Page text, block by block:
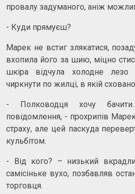
провалу задуманого, аніж
- Куди прямуєш?
Марек не встиг злякатися,
вхопила його за шию, міцно
шкіра відчула холодне
чиркнути по жилці, в якій
- Полководця хочу
повідомлення, - прохрипів
страху, але цей паскуда
кульбітом.
- Від кого? – низький
самісіньке вухо, позбавляв
торговця.